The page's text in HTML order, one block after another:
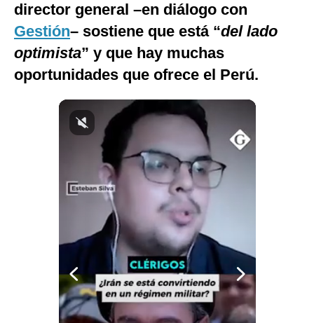
Podcast
Gestión TV
Videos
Fotogalerías
Condiciones
Privacidad
director general –en diálogo con
Gestión– sostiene que está “del lado
optimista” y que hay muchas
oportunidades que ofrece el Perú.